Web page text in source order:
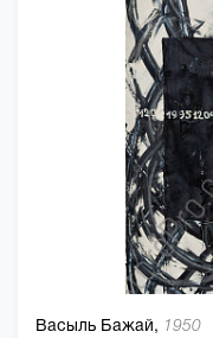
Васыль Бажай, 1950